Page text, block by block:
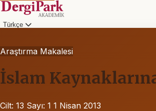
Türkçe
Araştırma Makalesi
İslam
Cilt: 13 Sayı: 1 1 Nisan 2013